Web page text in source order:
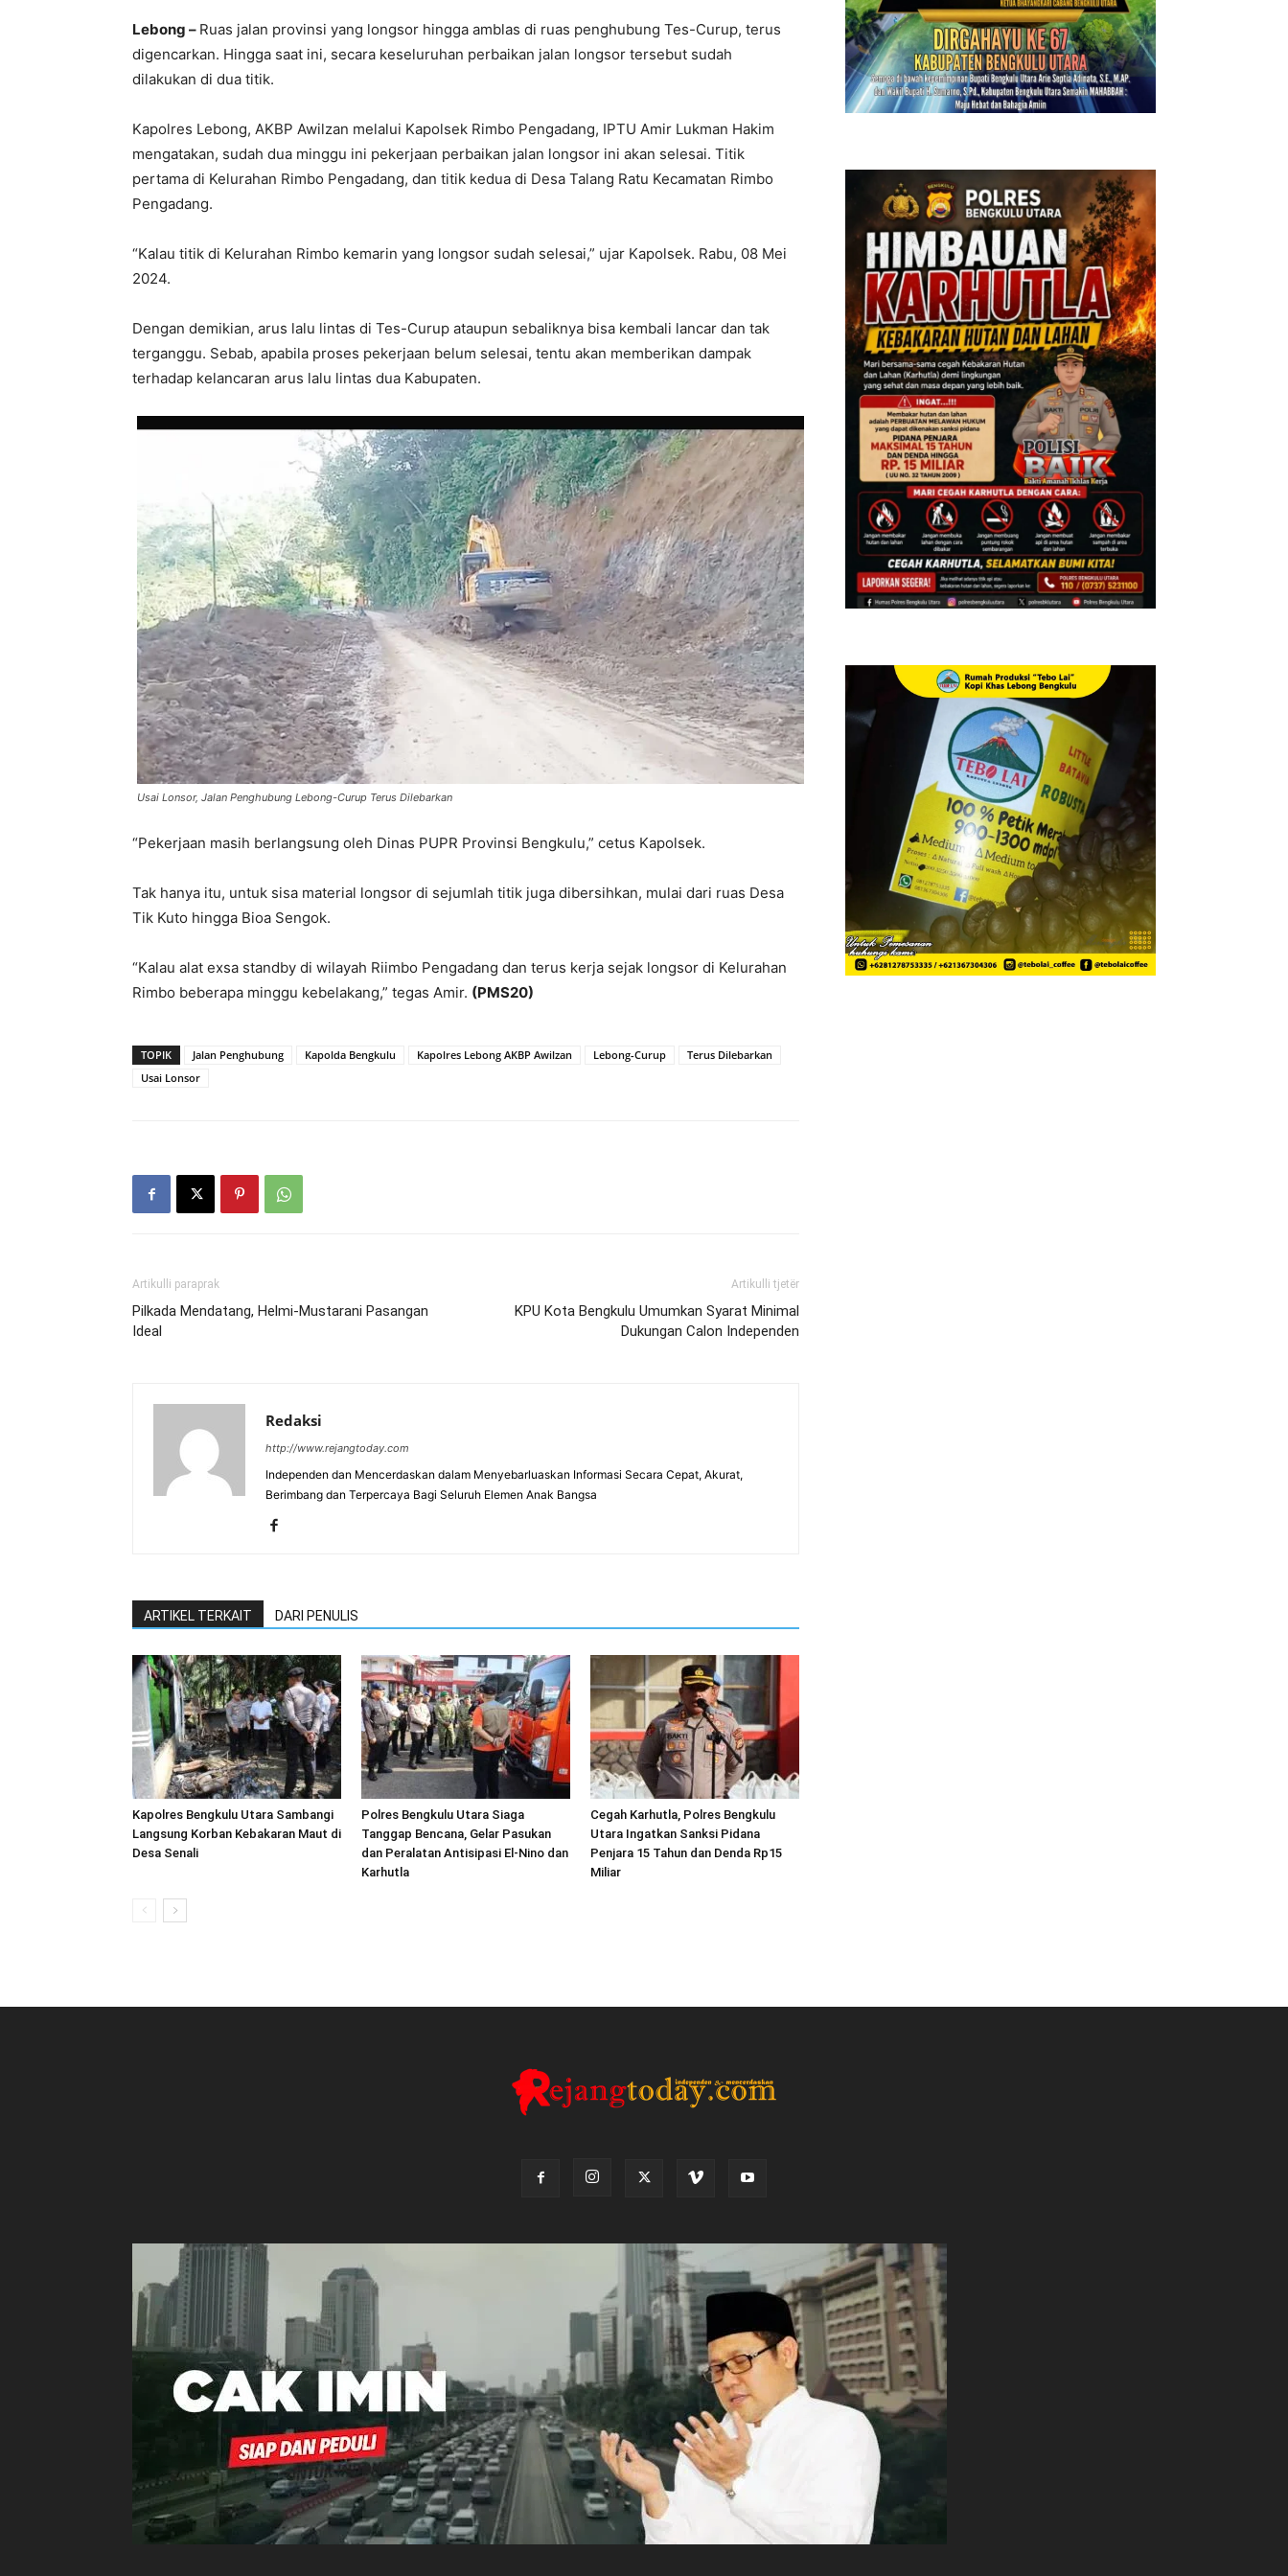
Lebong – Ruas jalan provinsi yang longsor hingga amblas di ruas penghubung Tes-Curup, terus
digencarkan. Hingga saat ini, secara keseluruhan perbaikan jalan longsor tersebut sudah
dilakukan di dua titik.
Kapolres Lebong, AKBP Awilzan melalui Kapolsek Rimbo Pengadang, IPTU Amir Lukman Hakim
mengatakan, sudah dua minggu ini pekerjaan perbaikan jalan longsor ini akan selesai. Titik
pertama di Kelurahan Rimbo Pengadang, dan titik kedua di Desa Talang Ratu Kecamatan Rimbo
Pengadang.
“Kalau titik di Kelurahan Rimbo kemarin yang longsor sudah selesai,” ujar Kapolsek. Rabu, 08 Mei
2024.
Dengan demikian, arus lalu lintas di Tes-Curup ataupun sebaliknya bisa kembali lancar dan tak
terganggu. Sebab, apabila proses pekerjaan belum selesai, tentu akan memberikan dampak
terhadap kelancaran arus lalu lintas dua Kabupaten.
Usai Lonsor, Jalan Penghubung Lebong-Curup Terus Dilebarkan
“Pekerjaan masih berlangsung oleh Dinas PUPR Provinsi Bengkulu,” cetus Kapolsek.
Tak hanya itu, untuk sisa material longsor di sejumlah titik juga dibersihkan, mulai dari ruas Desa
Tik Kuto hingga Bioa Sengok.
“Kalau alat exsa standby di wilayah Riimbo Pengadang dan terus kerja sejak longsor di Kelurahan
Rimbo beberapa minggu kebelakang,” tegas Amir. (PMS20)
TOPIK Jalan Penghubung Kapolda Bengkulu Kapolres Lebong AKBP Awilzan Lebong-Curup
Terus Dilebarkan
Usai Lonsor
Artikulli paraprak
Pilkada Mendatang, Helmi-Mustarani Pasangan
Ideal
Artikulli tjetër
KPU Kota Bengkulu Umumkan Syarat Minimal
Dukungan Calon Independen
Redaksi
http://www.rejangtoday.com
Independen dan Mencerdaskan dalam Menyebarluaskan Informasi Secara Cepat, Akurat,
Berimbang dan Terpercaya Bagi Seluruh Elemen Anak Bangsa
ARTIKEL TERKAIT DARI PENULIS
Kapolres Bengkulu Utara Sambangi
Langsung Korban Kebakaran Maut di
Desa Senali
Polres Bengkulu Utara Siaga
Tanggap Bencana, Gelar Pasukan
dan Peralatan Antisipasi El-Nino dan
Karhutla
Cegah Karhutla, Polres Bengkulu
Utara Ingatkan Sanksi Pidana
Penjara 15 Tahun dan Denda Rp15
Miliar